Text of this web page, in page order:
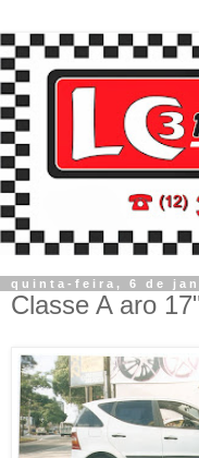
quinta-feira, 6 de
Classe A aro